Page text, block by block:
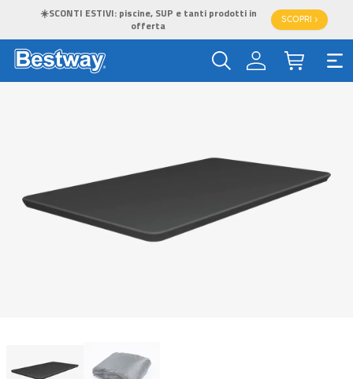
☀️SCONTI ESTIVI: piscine, SUP e tanti prodotti in
offerta
SCOPRI >